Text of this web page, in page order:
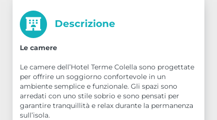
Descrizione
Le camere
Le camere dell’Hotel Terme Colella sono progettate
per offrire un soggiorno confortevole in un
ambiente semplice e funzionale. Gli spazi sono
arredati con uno stile sobrio e sono pensati per
garantire tranquillità e relax durante la permanenza
sull’isola.